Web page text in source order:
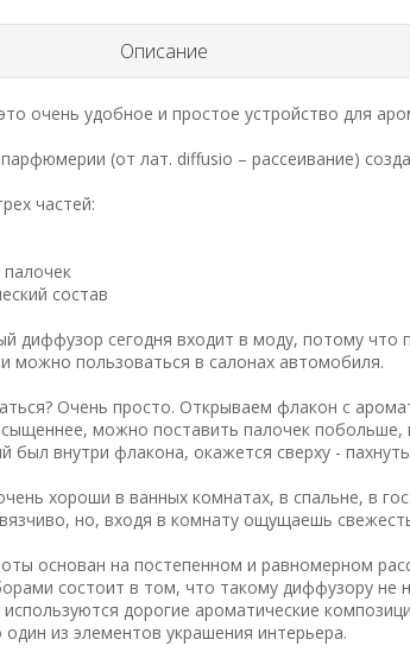
Описание
очень удобное и простое устройство для
(от лат. diffusio – рассеивание)
частей:
состав
диффузор сегодня входит в моду, потому что
можно пользоваться в салонах автомобиля.
Очень просто. Открываем флакон с
можно поставить палочек побольше,
был внутри флакона, окажется сверху -
хороши в ванных комнатах, в спальне, в
но, входя в комнату ощущаешь
основан на постепенном и равномерном
состоит в том, что такому диффузору
дорогие ароматические
один из элементов украшения интерьера.